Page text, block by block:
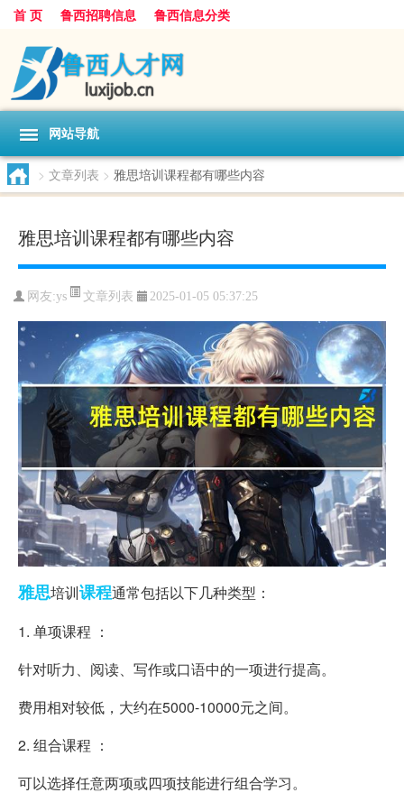
首 页 鲁西招聘信息 鲁西信息分类
网站导航
> 文章列表 > 雅思培训课程都有哪些内容
雅思培训课程都有哪些内容
网友:ys 文章列表 2025-01-05 05:37:25
雅思培训课程通常包括以下几种类型：
1. 单项课程 ：
针对听力、阅读、写作或口语中的一项进行提高。
费用相对较低，大约在5000-10000元之间。
2. 组合课程 ：
可以选择任意两项或四项技能进行组合学习。